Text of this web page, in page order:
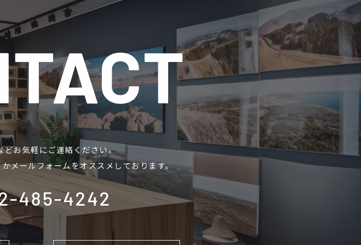
どお気軽にご連絡ください。
メールフォームをオススメしております。
485-4242